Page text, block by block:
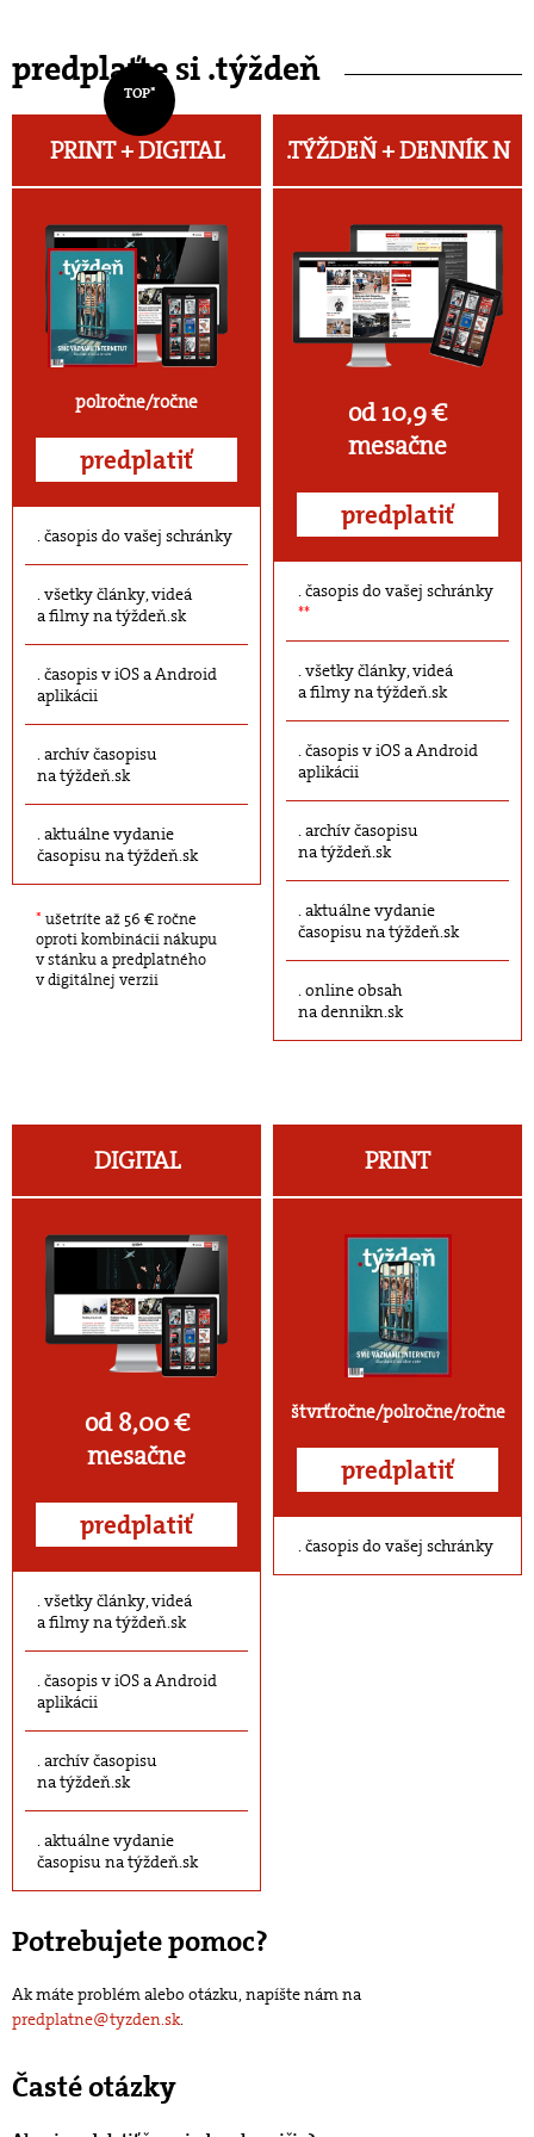
predplaťte si .týždeň
TOP*
PRINT + DIGITAL
polročne/ročne
predplatiť
časopis do vašej schránky
všetky články, videá
a filmy na týždeň.sk
časopis v iOS a Android
aplikácii
archív časopisu
na týždeň.sk
aktuálne vydanie
časopisu na týždeň.sk
* ušetríte až 56 € ročne
oproti kombinácii nákupu
v stánku a predplatného
v digitálnej verzii
.TÝŽDEŇ +DENNÍK N
od 10,9 €
mesačne
predplatiť
časopis do vašej schránky
**
všetky články, videá
a filmy na týždeň.sk
časopis v iOS a Android
aplikácii
archív časopisu
na týždeň.sk
aktuálne vydanie
časopisu na týždeň.sk
online obsah
na dennikn.sk
DIGITAL
od 8,00 €
mesačne
predplatiť
všetky články, videá
a filmy na týždeň.sk
časopis v iOS a Android
aplikácii
archív časopisu
na týždeň.sk
aktuálne vydanie
časopisu na týždeň.sk
PRINT
štvrťročne/polročne/ročne
predplatiť
časopis do vašej schránky
Potrebujete pomoc?
Ak máte problém alebo otázku, napíšte nám na
predplatne@tyzden.sk.
Časté otázky